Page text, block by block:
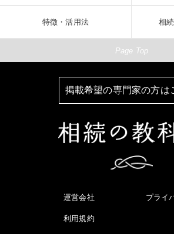
特徴・活用法 相
Page Top
掲載希望の専門家の方は
運営会社 プライ
利用規約